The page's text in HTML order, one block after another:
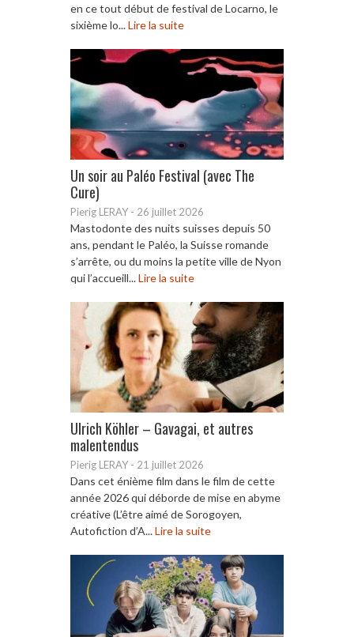
en ce tout début de festival de Locarno, le
sixième lo...Lire la suite
Un soir au Paléo Festival (avec The
Cure)
Pierig LERAY - 26 juillet 2026
Mastodonte des nuits suisses depuis 50
ans, pendant le Paléo, la Suisse romande
s’arrête, ou du moins la petite ville de Nyon
qui l’accueill...Lire la suite
Ulrich Köhler – Gavagai, et autres
malentendus
Pierig LERAY - 21 juillet 2026
Dans cet énième film dans le film de cette
année 2026 qui déborde de mise en abyme
créative (L’être aimé de Sorogoyen,
Autofiction d’A...Lire la suite